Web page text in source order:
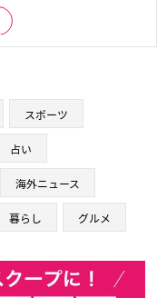
スポーツ
占い
海外ニュース
暮らし グルメ